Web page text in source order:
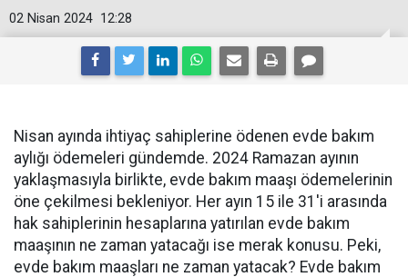
12:28
02 Nisan 2024
Nisan ayında ihtiyaç sahiplerine ödenen evde bakım
aylığı ödemeleri gündemde. 2024 Ramazan ayının
yaklaşmasıyla birlikte, evde bakım maaşı ödemelerinin
öne çekilmesi bekleniyor. Her ayın 15 ile 31'i arasında
hak sahiplerinin hesaplarına yatırılan evde bakım
maaşının ne zaman yatacağı ise merak konusu. Peki,
evde bakım maaşları ne zaman yatacak? Evde bakım